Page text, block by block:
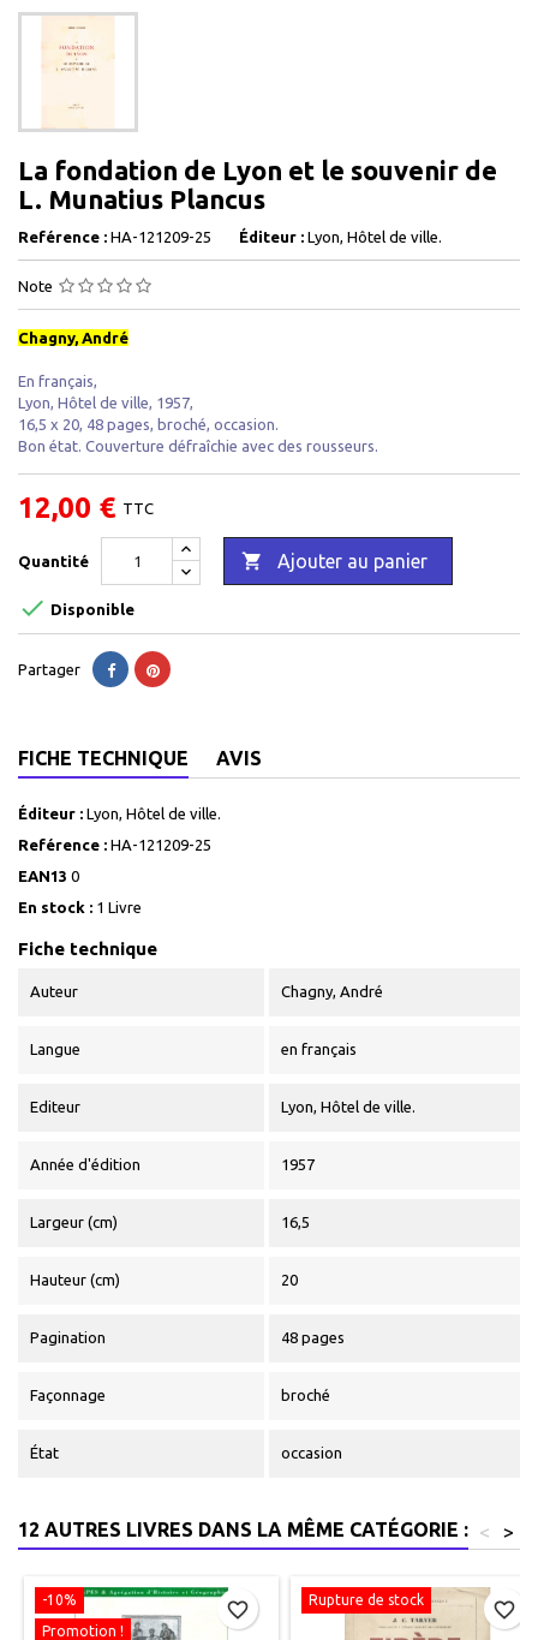
La fondation de Lyon et le souvenir de
L. Munatius Plancus
Reférence : HA-121209-25 Éditeur : Lyon, Hôtel de ville.
Note
Chagny, André
En français,
Lyon, Hôtel de ville, 1957,
16,5 x 20, 48 pages, broché, occasion.
Bon état. Couverture défraîchie avec des rousseurs.
12,00 € TTC
Quantité  Ajouter au panier
 Disponible
Partager
FICHE TECHNIQUE AVIS
Éditeur : Lyon, Hôtel de ville.
Reférence : HA-121209-25
EAN13 0
En stock : 1 Livre
Fiche technique
Auteur Chagny, André
Langue en français
Editeur Lyon, Hôtel de ville.
Année d'édition 1957
Largeur (cm) 16,5
Hauteur (cm) 20
Pagination 48 pages
Façonnage broché
État occasion
12 AUTRES LIVRES DANS LA MÊME CATÉGORIE : >
<
-10%
Promotion !
favorite_border Rupture de stock favorite_border